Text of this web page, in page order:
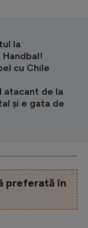
la
cu Chile
atacant de la
și e gata de
preferată în